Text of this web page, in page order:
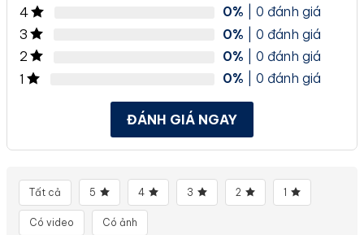
4
0% | 0 đánh giá
3
0% | 0 đánh giá
2
0% | 0 đánh giá
1
0% | 0 đánh giá
ĐÁNH GIÁ NGAY
Tất cả 5 4 3 2 1
Có video Có ảnh